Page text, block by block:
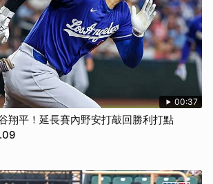
00:37
翔平！延長賽內野安打敲回勝利打點